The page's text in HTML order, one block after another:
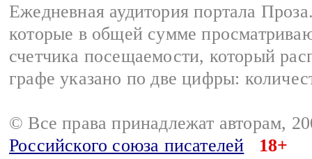
Ежедневная аудитория портала
которые в общей сумме
счетчика посещаемости, который
графе указано по две цифры:
© Все права принадлежат авторам,
Российского союза писателей
18+